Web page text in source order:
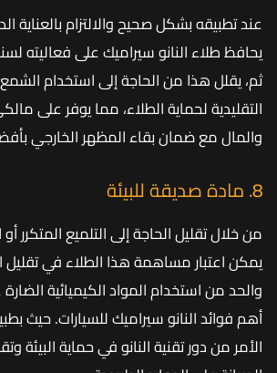
عند تطبيقه بشكل صحيح والالتزام بالعناية
يحافظ طلاء النانو سيراميك على فعاليته
ثم، يقلل هذا من الحاجة إلى استخدام
التقليدية لحماية الطلاء، مما يوفر على
والمال مع ضمان بقاء المظهر الخارجي
8. مادة صديقة للبيئة
من خلال تقليل الحاجة إلى التلميع المتكرر
يمكن اعتبار مساهمة هذا الطلاء في تقليل
والحد من استخدام المواد الكيميائية
أهم فوائد النانو سيراميك للسيارات. حيث
الأمر من دور تقنية النانو في حماية البيئة